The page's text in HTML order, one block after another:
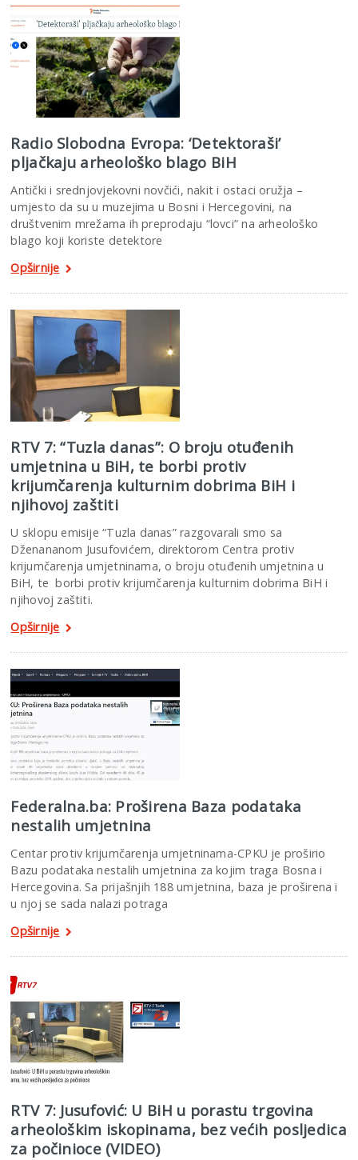
Radio Slobodna Evropa: ‘Detektoraši’
pljačkaju arheološko blago BiH
Antički i srednjovjekovni novčići, nakit i ostaci oružja –
umjesto da su u muzejima u Bosni i Hercegovini, na
društvenim mrežama ih preprodaju “lovci” na arheološko
blago koji koriste detektore
Opširnije
RTV 7: “Tuzla danas”: O broju otuđenih
umjetnina u BiH, te borbi protiv
krijumčarenja kulturnim dobrima BiH i
njihovoj zaštiti
U sklopu emisije “Tuzla danas” razgovarali smo sa
Dženananom Jusufovićem, direktorom Centra protiv
krijumčarenja umjetninama, o broju otuđenih umjetnina u
BiH, te borbi protiv krijumčarenja kulturnim dobrima BiH i
njihovoj zaštiti.
Opširnije
Federalna.ba: Proširena Baza podataka
nestalih umjetnina
Centar protiv krijumčarenja umjetninama-CPKU je proširio
Bazu podataka nestalih umjetnina za kojim traga Bosna i
Hercegovina. Sa prijašnjih 188 umjetnina, baza je proširena i
u njoj se sada nalazi potraga
Opširnije
RTV 7: Jusufović: U BiH u porastu trgovina
arheološkim iskopinama, bez većih posljedica
za počinioce (VIDEO)